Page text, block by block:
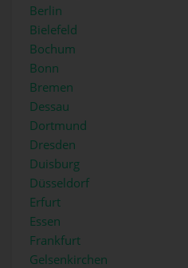
Berlin
Bielefeld
Bochum
Bonn
Bremen
Dessau
Dortmund
Dresden
Duisburg
Düsseldorf
Erfurt
Essen
Frankfurt
Gelsenkirchen